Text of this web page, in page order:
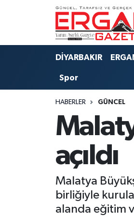
DİYARBAKIR
Spor
HABERLER GÜNCEL
açıldı
Malatya
birliğiyle
alanda eğitim
DİYARBAKIR
BAĞLAR
ERGANİ
Resmi İlanlar
Si̇yaset
Ergani Nöbetçi Eczaneler
Ergani Hava Durumu
Tüm Manşetler
Son Dakika Haberleri
Haber Arşivi